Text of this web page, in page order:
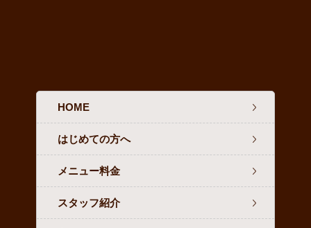
HOME
はじめての方へ
メニュー料金
スタッフ紹介